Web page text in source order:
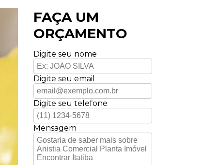
FAÇA UM
ORÇAMENTO
Digite seu nome
Digite seu email
Digite seu telefone
Mensagem